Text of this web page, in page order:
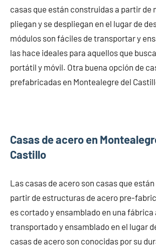
casas que están construidas a partir de
pliegan y se despliegan en el lugar de
módulos son fáciles de transportar y
las hace ideales para aquellos que
portátil y móvil. Otra buena opción de
prefabricadas en Montealegre del
Casas de acero en
Castillo
Las casas de acero son casas que
partir de estructuras de acero pre-
es cortado y ensamblado en una fábrica
transportado y ensamblado en el lugar
casas de acero son conocidas por su